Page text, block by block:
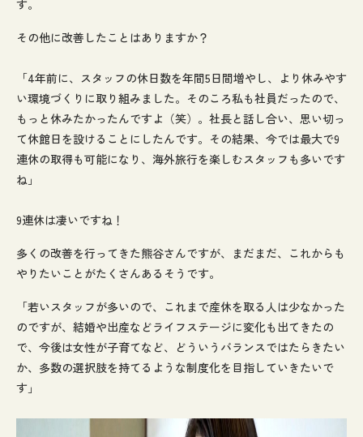
す。
その他に改善したことはありますか？
「4年前に、スタッフの休日数を年間5日間増やし、より休みやす
い環境づくりに取り組みました。そのころ私も社員だったので、
もっと休みたかったんですよ（笑）。社長と話し合い、思い切っ
て休館日を設けることにしたんです。その結果、今では最大で9
連休の取得も可能になり、海外旅行を楽しむスタッフも多いです
ね」
9連休は凄いですね！
多くの改善を行ってきた熊谷さんですが、まだまだ、これからも
やりたいことがたくさんあるそうです。
「若いスタッフが多いので、これまで産休を取る人は少なかった
のですが、結婚や出産などライフステージに変化も出てきたの
で、今後は女性が子育てなど、どういうバランスではたらきたい
か、多数の選択肢を持てるような制度化を目指していきたいで
す」